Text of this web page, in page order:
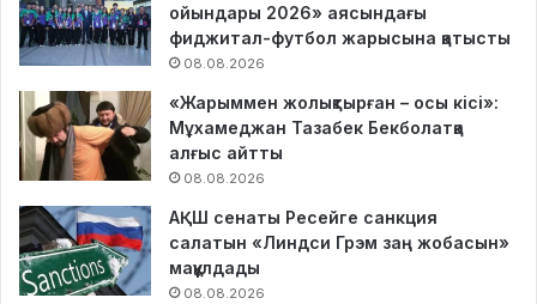
ойындары 2026» аясындағы
фиджитал-футбол жарысына қатысты
08.08.2026
«Жарыммен жолықтырған – осы кісі»:
Мұхамеджан Тазабек Бекболатқа
алғыс айтты
08.08.2026
АҚШ сенаты Ресейге санкция
салатын «Линдси Грэм заң жобасын»
мақұлдады
08.08.2026